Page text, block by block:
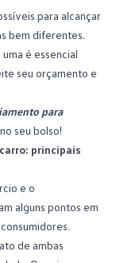
para alcançar
bem diferentes.
é essencial
seu orçamento e
para
seu bolso!
principais
e o
alguns pontos em
de ambas